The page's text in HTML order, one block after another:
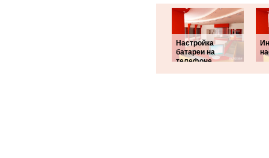
Настройка
батареи на
телефоне